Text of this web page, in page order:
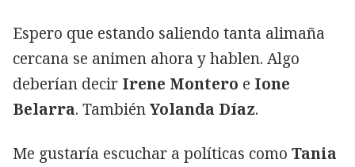
Espero que estando saliendo tanta alimaña
cercana se animen ahora y hablen. Algo
deberían decir Irene Montero e Ione
Belarra. TambiénYolanda Díaz.
Me gustaría escuchar a políticas como Tania